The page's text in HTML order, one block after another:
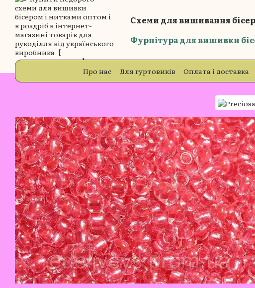
Перейти до основного контенту
Схеми для вишивання
Фурнітура для вишивки
Про нас Для гуртовиків Оплата і доставка
Блог
Відгуки про магазин